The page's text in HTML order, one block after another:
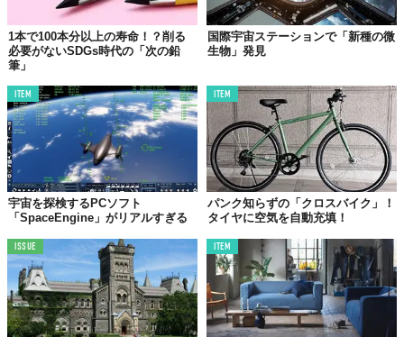
1本で100本分以上の寿命！？削る
必要がないSDGs時代の「次の鉛
筆」
国際宇宙ステーションで「新種の微
生物」発見
ITEM
宇宙を探検するPCソフト
「SpaceEngine」がリアルすぎる
ITEM
パンク知らずの「クロスバイク」！
タイヤに空気を自動充填！
ISSUE ITEM